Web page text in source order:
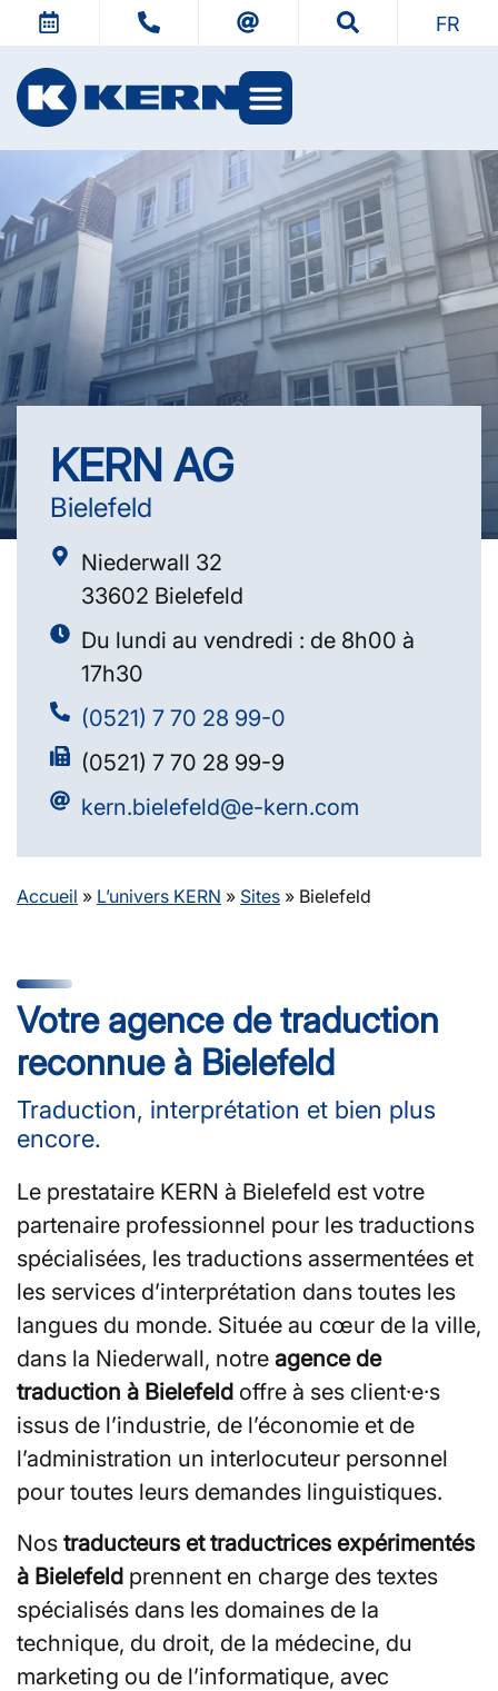
FR
KERN AG
Bielefeld
Niederwall 32
33602 Bielefeld
Du lundi au vendredi : de 8h00 à
17h30
(0521) 7 70 28 99-0
(0521) 7 70 28 99-9
kern.bielefeld@e-kern.com
Accueil » L’univers KERN » Sites » Bielefeld
Votre agence de traduction
reconnue à Bielefeld
Traduction, interprétation et bien plus
encore.
Le prestataire KERN à Bielefeld est votre
partenaire professionnel pour les traductions
spécialisées, les traductions assermentées et
les services d’interprétation dans toutes les
langues du monde. Située au cœur de la ville,
dans la Niederwall, notre agence de
traduction à Bielefeld offre à ses client·e·s
issus de l’industrie, de l’économie et de
l’administration un interlocuteur personnel
pour toutes leurs demandes linguistiques.
Nos traducteurs et traductrices expérimentés
à Bielefeld prennent en charge des textes
spécialisés dans les domaines de la
technique, du droit, de la médecine, du
marketing ou de l’informatique, avec